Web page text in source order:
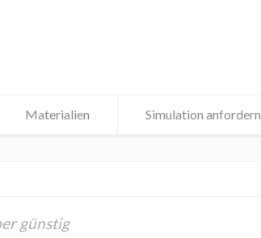
Materialien Simulation anfordern
günstig